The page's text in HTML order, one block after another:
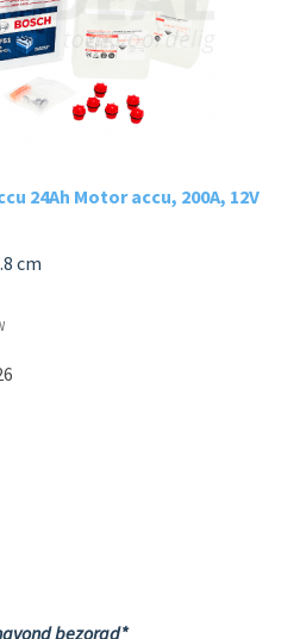
24Ah Motor accu, 200A, 12V
cm
bezorgd*